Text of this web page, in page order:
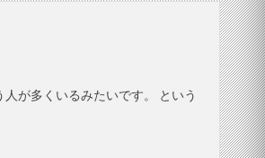
が多くいるみたいです。 という